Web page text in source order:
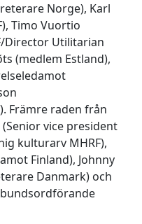
Norge), Karl
Timo Vuortio
Director Utilitarian
(medlem Estland),
Främre raden från
vice president
kulturarv MHRF),
Finland), Johnny
Danmark) och